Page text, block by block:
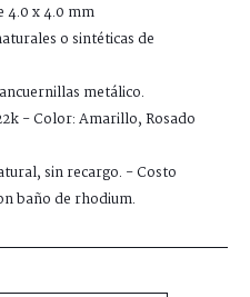
4.0 x 4.0 mm
o sintéticas de
metálico.
- Color: Amarillo, Rosado
sin recargo. - Costo
baño de rhodium.